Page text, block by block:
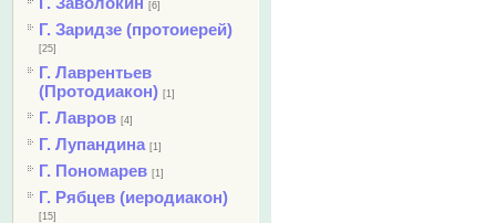
[6]
Г. Заридзе (протоиерей)
[25]
Г. Лаврентьев
(Протодиакон) [1]
Г. Лавров [4]
Г. Лупандина [1]
Г. Пономарев [1]
Г. Рябцев (иеродиакон)
[15]